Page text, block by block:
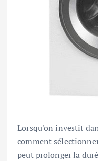
Lorsqu'on investit
comment
peut prolonger la